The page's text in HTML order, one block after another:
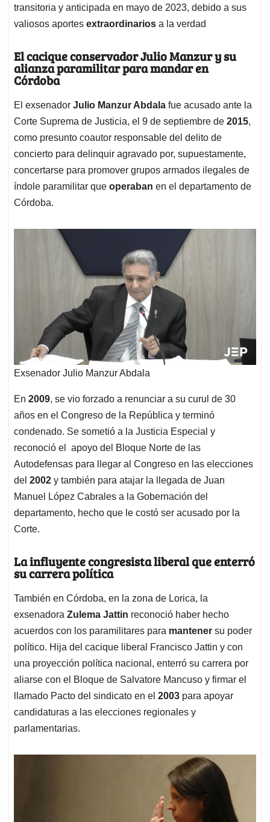
transitoria y anticipada en mayo de 2023, debido a sus
valiosos aportes extraordinarios a la verdad
El cacique conservador Julio Manzur y su
alianza paramilitar para mandar en
Córdoba
El exsenador Julio Manzur Abdala fue acusado ante la
Corte Suprema de Justicia, el 9 de septiembre de 2015,
como presunto coautor responsable del delito de
concierto para delinquir agravado por, supuestamente,
concertarse para promover grupos armados ilegales de
índole paramilitar que operaban en el departamento de
Córdoba.
Exsenador Julio Manzur Abdala
En 2009, se vio forzado a renunciar a su curul de 30
años en el Congreso de la República y terminó
condenado. Se sometió a la Justicia Especial y
reconoció el apoyo del Bloque Norte de las
Autodefensas para llegar al Congreso en las elecciones
del 2002 y también para atajar la llegada de Juan
Manuel López Cabrales a la Gobernación del
departamento, hecho que le costó ser acusado por la
Corte.
La influyente congresista liberal que enterró
su carrera política
También en Córdoba, en la zona de Lorica, la
exsenadora Zulema Jattin reconoció haber hecho
acuerdos con los paramilitares para mantener su poder
político. Hija del cacique liberal Francisco Jattin y con
una proyección política nacional, enterró su carrera por
aliarse con el Bloque de Salvatore Mancuso y firmar el
llamado Pacto del sindicato en el 2003 para apoyar
candidaturas a las elecciones regionales y
parlamentarias.